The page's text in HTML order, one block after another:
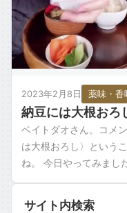
2023年2月8日 薬味・香
納豆には大根おろ
ベイトダオさん。コメ
は大根おろし〉という
ね。 今日やってみまし
サイト内検索